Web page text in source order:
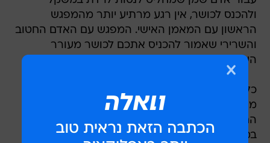
ולהכנס לכושר, אין רגע מרתיע יותר מהמפגש
הראשון עם המאמן האישי. המפגש עם האדם החטוב
והשרירי שאמור להכניס אתכם לכושר מעורר
השראה ורגשי נחיתות  בו זמנית.
כל זה נכון לגבי כל מאמני הכושר בעולם, חוץ
מאדוניס היל. משום שהיל הוא ככל הנראה המאמן
החמוד ביותר שאי פעם פקד את חדרי הכושר.
במסגרת התכנית fit to fat to fit הוא העלה יותר